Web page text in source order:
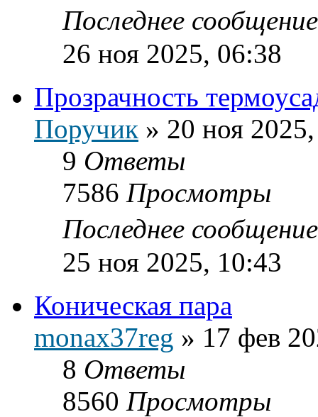
Последнее
26 ноя 2025, 06:38
Прозрачность
Поручик » 20 ноя
9 Ответы
7586 Просмотры
Последнее
25 ноя 2025, 10:43
Коническая пара
monax37reg » 17 фев
8 Ответы
8560 Просмотры